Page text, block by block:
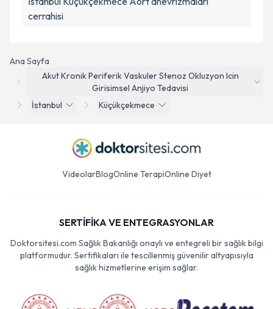
Ana Sayfa
Akut Kronik Periferik Vaskuler Stenoz Okluzyon Icin
Girisimsel Anjiyo Tedavisi
İstanbul
Küçükçekmece
cerrahisi
VideolarBlogOnline TerapiOnline Diyet
SERTİFİKA VE ENTEGRASYONLAR
Doktorsitesi.com Sağlık Bakanlığı onaylı ve entegreli bir sağlık bilgi
platformudur. Sertifikaları ile tescillenmiş güvenilir altyapısıyla
sağlık hizmetlerine erişim sağlar.